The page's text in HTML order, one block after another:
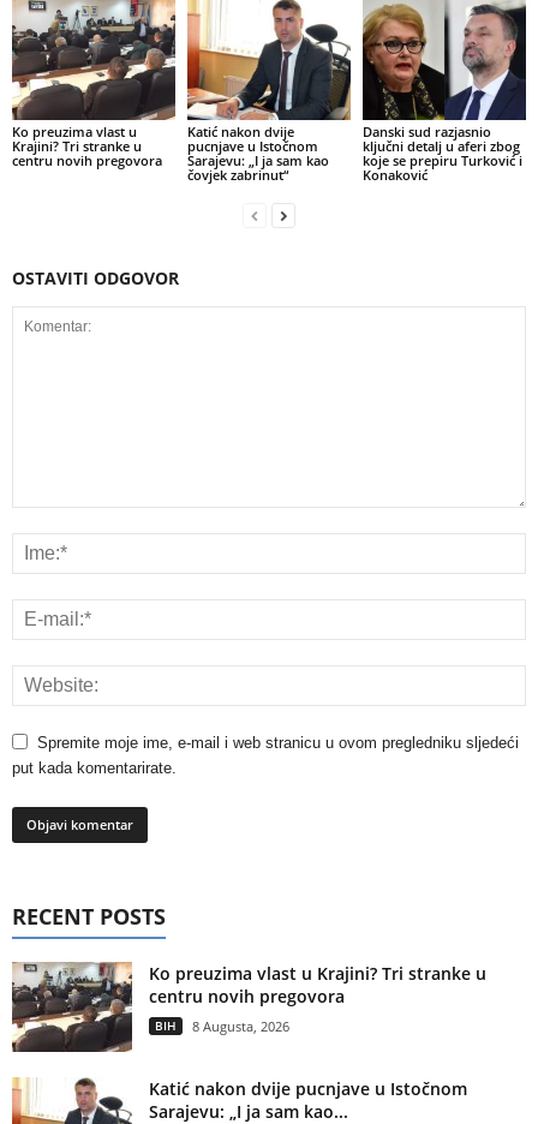
Ko preuzima vlast u
Krajini? Tri stranke u
centru novih pregovora
Katić nakon dvije
pucnjave u Istočnom
Sarajevu: „I ja sam kao
čovjek zabrinut“
Danski sud razjasnio
ključni detalj u aferi zbog
koje se prepiru Turković i
Konaković
OSTAVITI ODGOVOR
Spremite moje ime, e-mail i web stranicu u ovom pregledniku sljedeći
put kada komentarirate.
RECENT POSTS
Ko preuzima vlast u Krajini? Tri stranke u
centru novih pregovora
BIH 8 Augusta, 2026
Katić nakon dvije pucnjave u Istočnom
Sarajevu: „I ja sam kao...